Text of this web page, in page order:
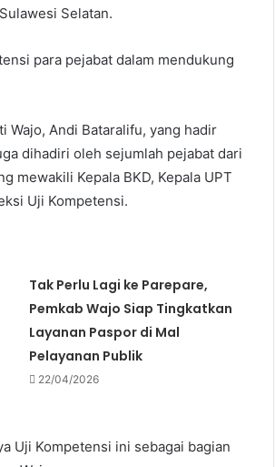
Selatan.
para pejabat dalam mendukung
Wajo, Andi Bataralifu, yang hadir
dihadiri oleh sejumlah pejabat dari
mewakili Kepala BKD, Kepala UPT
Uji Kompetensi.
Tak Perlu Lagi ke Parepare,
Pemkab Wajo Siap Tingkatkan
Layanan Paspor di Mal
Pelayanan Publik
22/04/2026
Uji Kompetensi ini sebagai bagian